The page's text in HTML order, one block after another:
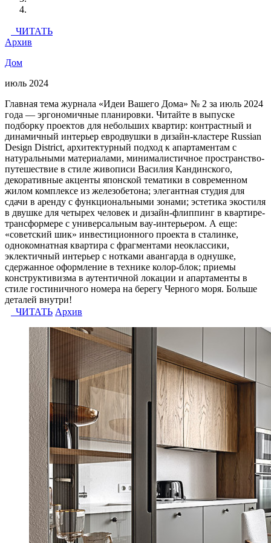
ЧИТАТЬ
Архив
Дом
июль 2024
Главная тема журнала «Идеи Вашего Дома» № 2 за июль 2024
года — эргономичные планировки. Читайте в выпуске
подборку проектов для небольших квартир: контрастный и
динамичный интерьер евродвушки в дизайн-кластере Russian
Design District, архитектурный подход к апартаментам с
натуральными материалами, минималистичное пространство-
путешествие в стиле живописи Василия Кандинского,
декоративные акценты японской тематики в современном
жилом комплексе из железобетона; элегантная студия для
сдачи в аренду с функциональными зонами; эстетика экостиля
в двушке для четырех человек и дизайн-флиппинг в квартире-
трансформере с универсальным вау-интерьером. А еще:
«советский шик» инвестиционного проекта в сталинке,
однокомнатная квартира с фрагментами неоклассики,
эклектичный интерьер с нотками авангарда в однушке,
сдержанное оформление в технике колор-блок; приемы
конструктивизма в аутентичной локации и апартаменты в
стиле гостиничного номера на берегу Черного моря. Больше
деталей внутри!
ЧИТАТЬ Архив